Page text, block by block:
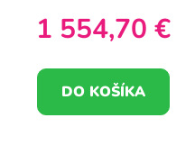
1 554,70 €
DO KOŠÍKA